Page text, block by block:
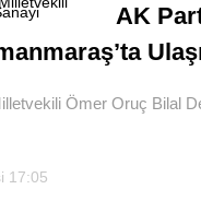
AK
Ömer Oruç Bilal
17:05